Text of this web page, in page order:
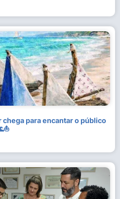
chega para encantar o público